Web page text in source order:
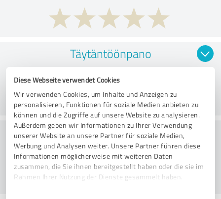
Diese Webseite verwendet Cookies
Wir verwenden Cookies, um Inhalte und Anzeigen zu
personalisieren, Funktionen für soziale Medien anbieten zu
können und die Zugriffe auf unsere Website zu analysieren.
Außerdem geben wir Informationen zu Ihrer Verwendung
unserer Website an unsere Partner für soziale Medien,
Werbung und Analysen weiter. Unsere Partner führen diese
Informationen möglicherweise mit weiteren Daten
zusammen, die Sie ihnen bereitgestellt haben oder die sie im
Rahmen Ihrer Nutzung der Dienste gesammelt haben.
Einwilligungsauswahl
Täytäntöönpano
Konsultointi